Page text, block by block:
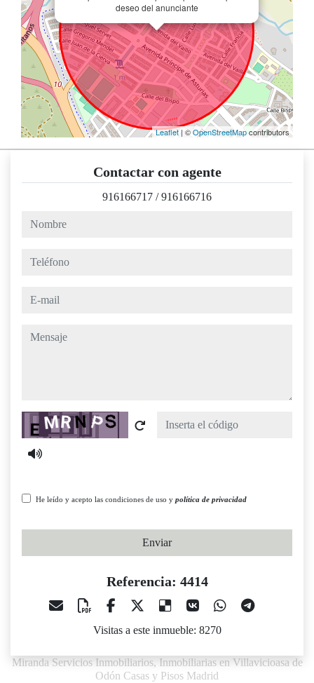
deseo del anunciante
Leaflet | ©OpenStreetMapcontributors
Contactar con agente
916166717 /916166716
nombre
teléfono
e-mail
mensaje
Captcha
He leído y acepto las condiciones de uso y política de privacidad
Enviar
Referencia: 4414
Visitas a este inmueble: 8270
Miranda Servicios Inmobiliarios, Inmobiliarias en Villavicioasa de
Odón Casas y Pisos Madrid